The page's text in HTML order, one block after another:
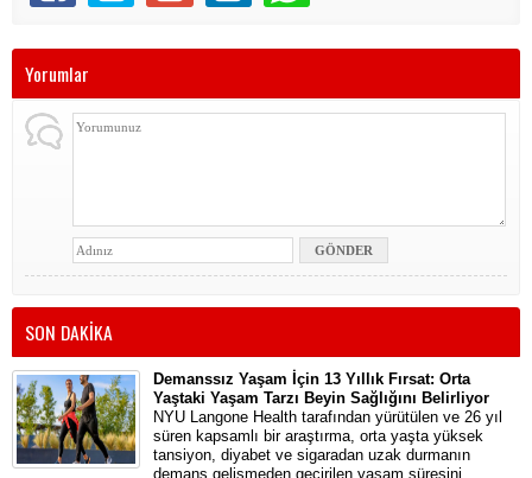
Yorumlar
SON DAKİKA
Demanssız Yaşam İçin 13 Yıllık Fırsat: Orta
Yaştaki Yaşam Tarzı Beyin Sağlığını Belirliyor
NYU Langone Health tarafından yürütülen ve 26 yıl
süren kapsamlı bir araştırma, orta yaşta yüksek
tansiyon, diyabet ve sigaradan uzak durmanın
demans gelişmeden geçirilen yaşam süresini